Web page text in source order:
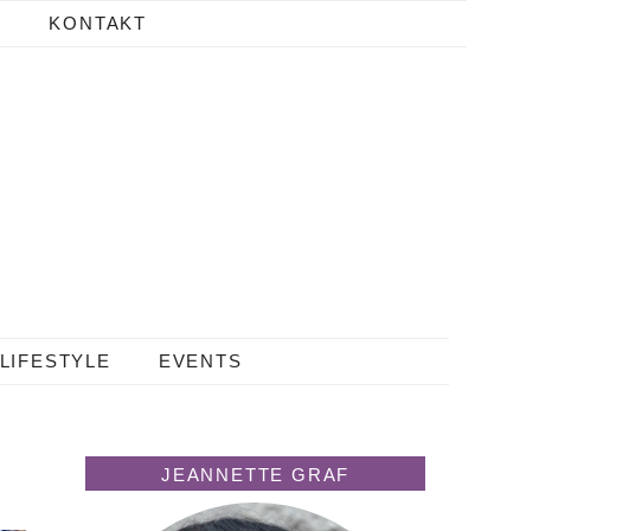
KONTAKT
LIFESTYLE EVENTS
JEANNETTE GRAF